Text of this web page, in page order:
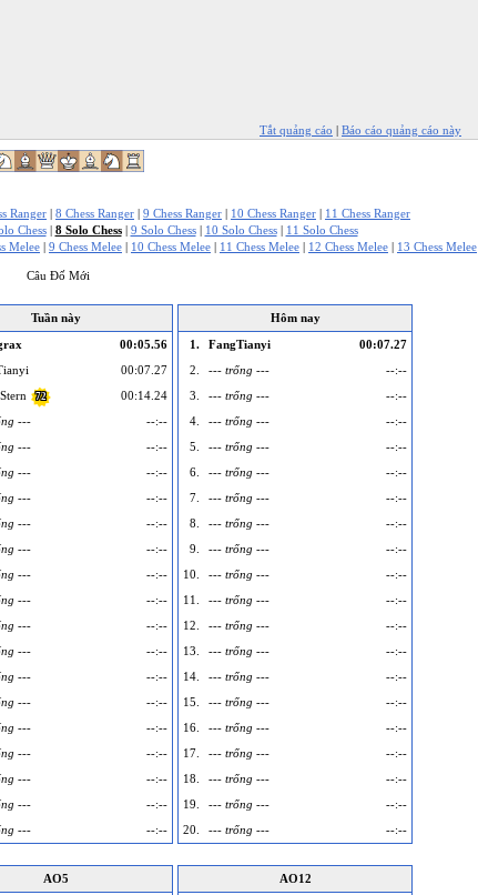
Tắt quảng cáo | Báo cáo quảng cáo này
Ranger | 8 Chess Ranger | 9 Chess Ranger | 10 Chess Ranger | 11 Chess Ranger
Chess| 8 Solo Chess| 9 Solo Chess| 10 Solo Chess| 11 Solo Chess
Melee | 9 Chess Melee | 10 Chess Melee | 11 Chess Melee | 12 Chess Melee | 13 Chess Melee
Câu Đố Mới
Tuần này
00:05.56
00:07.27
72
00:14.24
---
--:--
---
--:--
---
--:--
---
--:--
---
--:--
---
--:--
---
--:--
---
--:--
---
--:--
---
--:--
---
--:--
---
--:--
---
--:--
---
--:--
---
--:--
---
--:--
--- --:--
Hôm nay
1.
FangTianyi
00:07.27
2.
--- trống ---
--:--
3.
--- trống ---
--:--
4.
--- trống ---
--:--
5.
--- trống ---
--:--
6.
--- trống ---
--:--
7.
--- trống ---
--:--
8.
--- trống ---
--:--
9.
--- trống ---
--:--
10.
--- trống ---
--:--
11.
--- trống ---
--:--
12.
--- trống ---
--:--
13.
--- trống ---
--:--
14.
--- trống ---
--:--
15.
--- trống ---
--:--
16.
--- trống ---
--:--
17.
--- trống ---
--:--
18.
--- trống ---
--:--
19.
--- trống ---
--:--
20.
--- trống --- --:--
AO5
AO12